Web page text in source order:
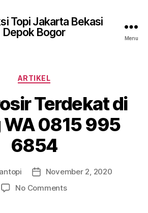
Topi Jakarta Bekasi
Depok Bogor
Menu
Categories
ARTIKEL
Terdekat di
WA 0815 995
6854
PostNovember 2, 2020
No Commentson